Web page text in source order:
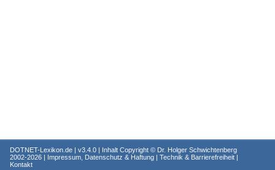
DOTNET-Lexikon.de | v3.4.0 | Inhalt Copyright © Dr. Holger Schwichtenberg
2002-2026 | Impressum, Datenschutz & Haftung | Technik & Barrierefreiheit |
Kontakt